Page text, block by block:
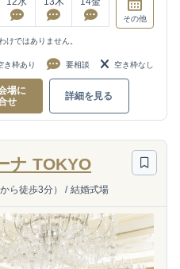
その他
けではありません。
き枠あり 要相談 空き枠なし
場に
せ
詳細を見る
ナ TOKYO
ら徒歩3分） / 結婚式場